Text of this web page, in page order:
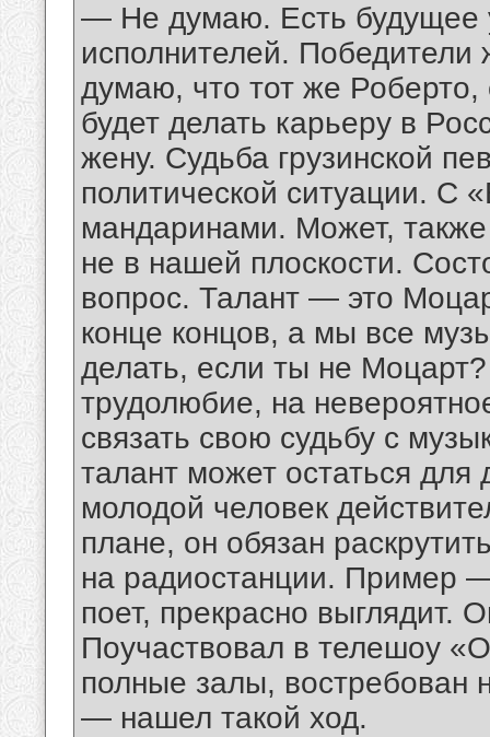
— Не думаю. Есть будущее
исполнителей. Победители
думаю, что тот же
будет делать карьеру в
жену. Судьба грузинской
политической ситуации. С
мандаринами. Может,
не в нашей плоскости.
вопрос. Талант — это
конце концов, а мы все
делать, если ты не
трудолюбие, на
связать свою судьбу с
талант может остаться
молодой человек
плане, он обязан
на радиостанции. Пример
поет, прекрасно выглядит.
Поучаствовал в телешоу
полные залы, востребован
— нашел такой ход.